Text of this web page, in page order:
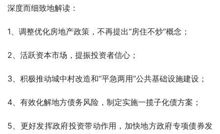
深度而细致地解读：
1、调整优化房地产政策，不再提出“房住不炒”概念；
2、活跃资本市场，提振投资者信心；
3、积极推动城中村改造和“平急两用”公共基础设施建设；
4、有效化解地方债务风险，制定实施一揽子化债方案；
5、更好发挥政府投资带动作用，加快地方政府专项债券发